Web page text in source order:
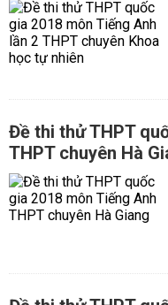
Đề thi thử THPT
THPT chuyên Hà